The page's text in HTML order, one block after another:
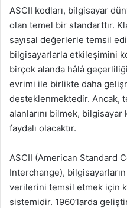
ASCII kodları, bilgisayar
olan temel bir standarttır.
sayısal değerlerle temsil
bilgisayarlarla etkileşimini
birçok alanda hâlâ
evrimi ile birlikte daha
desteklenmektedir. Ancak,
alanlarını bilmek, bilgisayar
faydalı olacaktır.
ASCII (American Standard
Interchange),
verilerini temsil etmek için
sistemidir. 1960’larda